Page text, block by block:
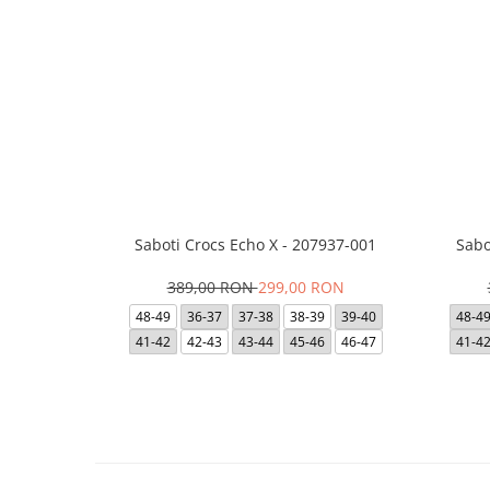
Saboti Crocs Echo X - 207937-001
389,00 RON299,00 RON
48-49 36-37 37-38 38-39
39-40
41-42
42-43 43-44 45-46 46-47
48-49
41-42